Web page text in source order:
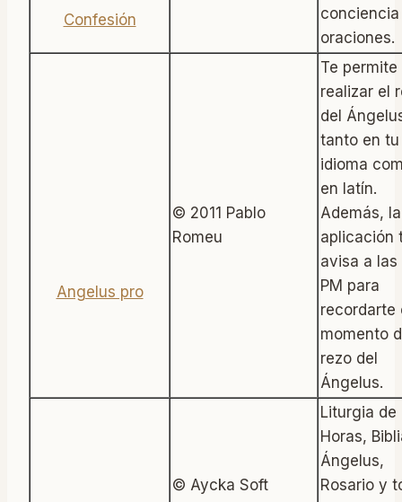
oraciones.
© 2011 Pablo
Romeu
Te permite
realizar el
del
tanto en tu
idioma
en latín.
Además, la
aplicación
avisa a las
PM para
recordarte
momento
rezo del
Ángelus.
© Aycka Soft
Liturgia de
Horas,
Ángelus,
Rosario y